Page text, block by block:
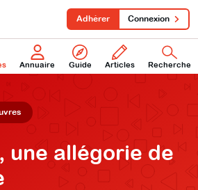
Annuaire Guide Articles Recherche
Adhérer Connexion
une allégorie de